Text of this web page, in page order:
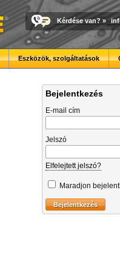
Kérdése van? »
Eszközök, szolgáltatások
Bejelentkezés
E-mail cím
Jelszó
Elfelejtett jelszó?
Maradjon